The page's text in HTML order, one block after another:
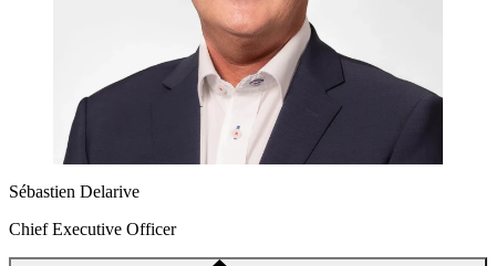
Sébastien Delarive
Chief Executive Officer